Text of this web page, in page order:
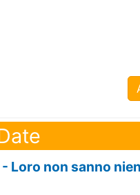
Loro non sanno